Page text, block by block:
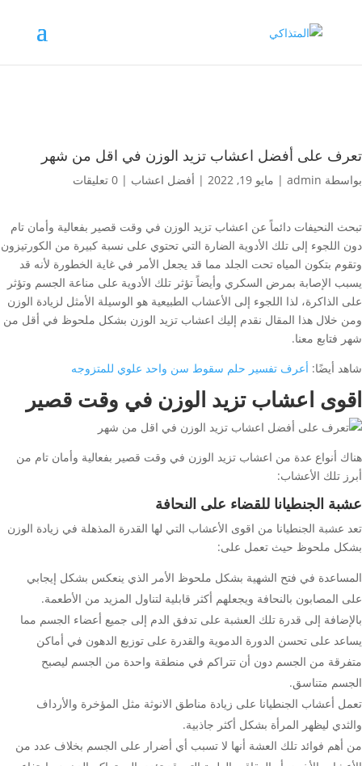
تعرف على أفضل اعشاب تزيد الوزن في اقل من شهر
بواسطة admin
| مايو 19, 2022 | أفضل اعشاب | 0 تعليقات
تبحث النحيفات دائماً عن اعشاب تزيد الوزن في وقت قصير بفعالية وأمان تام
دون اللجوء إلى تلك الأدوية الضارة التي تحتوي على نسبة كبيرة من الكورتيزون
وتقوم بتكون المياه تحت الجلد مما قد يجعل الأمر في غاية الخطورة لأنه قد
يسبب الإصابة بمرض السكري وأيضاً تؤثر تلك الأدوية على مناعة الجسم وتؤثر
على الذاكرة، لذا اللجوء إلى الأعشاب الطبيعية هو الوسيلة الأمثل لزيادة الوزن
ومن خلال هذا المقال نقدم إليك اعشاب تزيد الوزن بشكل ملحوظ في أقل من
شهر فتابع معنا.
شاهد أيضًا: أعرف تفسير حلم سقوط سن واحد علوي للمتزوجه
اقوى اعشاب تزيد الوزن في وقت قصير
هناك أنواع عدة من اعشاب تزيد الوزن في وقت قصير بفعالية وأمان تام من
أبرز تلك الأعشاب:
عشبة الجنطيانا للقضاء على النحافة
تعد عشبة الجنطيانا من اقوى الأعشاب التي لها القدرة المذهلة في زيادة الوزن
بشكل ملحوظ حيث تعمل على:
المساعدة في فتح الشهية بشكل ملحوظ الأمر الذي ينعكس بشكل إيجابي
على المصابون بالنحافة ويجعلهم أكثر قابلية لتناول المزيد من الأطعمة.
بالإضافة إلى قدرة تلك العشبة على تدفق الدم إلى جميع أعضاء الجسم مما
يساعد على تحسن الدورة الدموية والقدرة على توزيع الدهون في أماكن
متفرقة من الجسم دون أن تتراكم في منطقة واحدة من الجسم ليصبح
الجسم متناسق.
تعمل أعشاب الجنطيانا على زيادة مناطق الانوثة مثل المؤخرة والأرداف
والثدي ليظهر المرأة بشكل أكثر جاذبية.
من أهم فوائد تلك العشة أنها لا تسبب أي أضرار على الجسم بخلاف عدد من